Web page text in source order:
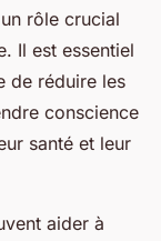
rôle crucial
Il est essentiel
de réduire les
conscience
santé et leur
aider à